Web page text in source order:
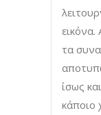
εικόνα.
τα
ίσως
κάποιο